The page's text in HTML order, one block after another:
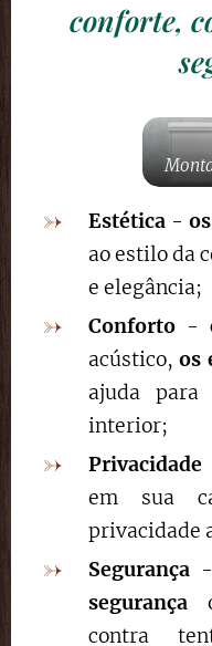
conforte,
Estética -
ao estilo da
e elegância;
Conforto -
acústico,os
ajuda
interior;
Privacidade
em sua
privacidade
Segurança
segurança
contra